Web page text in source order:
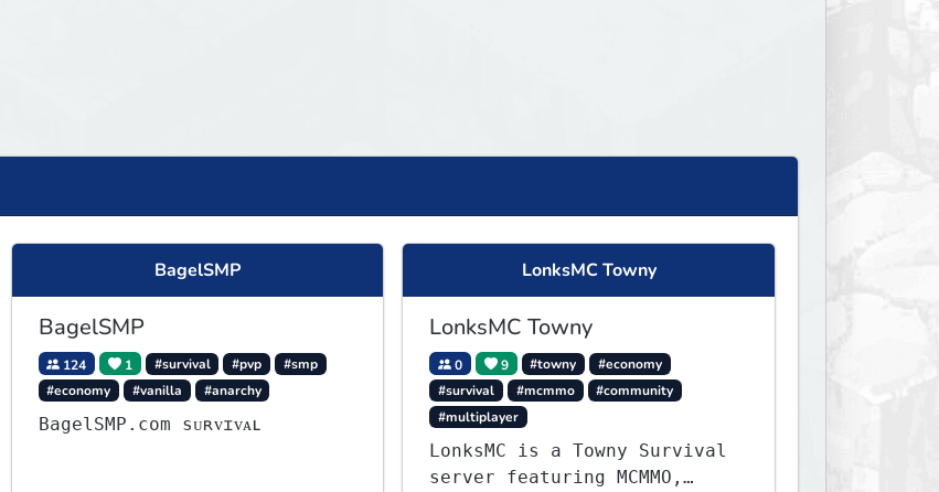
BagelSMP
BagelSMP
124 1 #survival #pvp
#smp
#economy
#vanilla #anarchy
BagelSMP.com ѕᴜʀᴠɪᴠᴀʟ
LonksMC Towny
LonksMC Towny
0 9 #towny
#economy
#survival
#mcmmo
#community
#multiplayer
LonksMC is a Towny Survival
server featuring MCMMO,